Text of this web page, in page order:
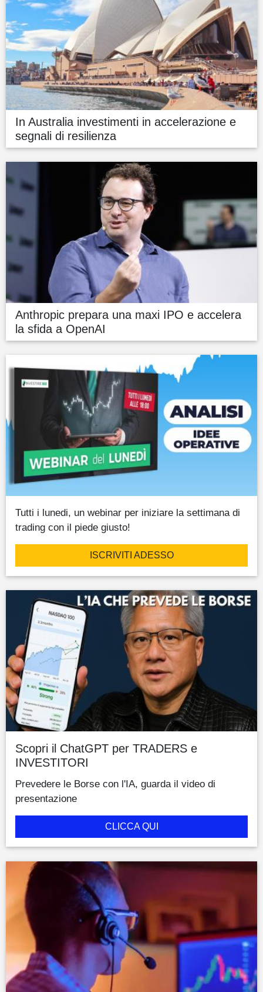
In Australia investimenti in accelerazione e
segnali di resilienza
Anthropic prepara una maxi IPO e accelera
la sfida a OpenAI
Tutti i lunedi, un webinar per iniziare la settimana di
trading con il piede giusto!
ISCRIVITI ADESSO
Scopri il ChatGPT per TRADERS e
INVESTITORI
Prevedere le Borse con l'IA, guarda il video di
presentazione
CLICCA QUI